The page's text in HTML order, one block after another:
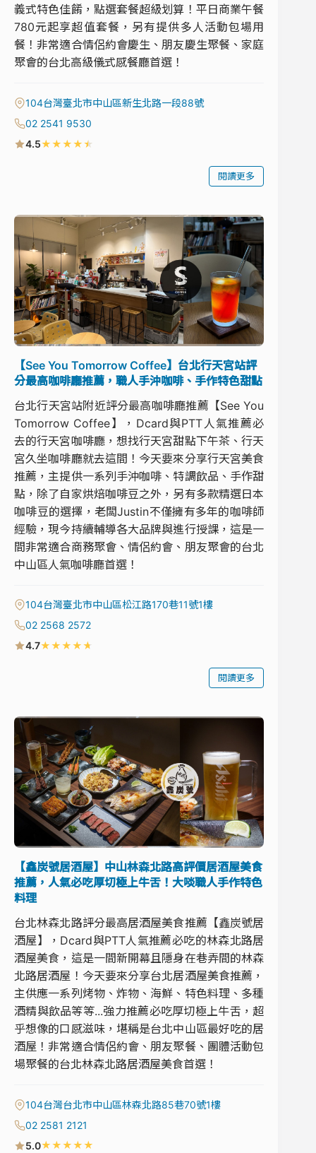
義式特色佳餚，點選套餐超級划算！平日商業午餐
780元起享超值套餐，另有提供多人活動包場用
餐！非常適合情侶約會慶生、朋友慶生聚餐、家庭
聚會的台北高級儀式感餐廳首選！
104台灣臺北市中山區新生北路一段88號
02 2541 9530
4.5★★★★★
閱讀更多
【See You Tomorrow Coffee】台北行天宮站評
分最高咖啡廳推薦，職人手沖咖啡、手作特色甜點
台北行天宮站附近評分最高咖啡廳推薦【See You
Tomorrow Coffee】，Dcard與PTT人氣推薦必
去的行天宮咖啡廳，想找行天宮甜點下午茶、行天
宮久坐咖啡廳就去這間！今天要來分享行天宮美食
推薦，主提供一系列手沖咖啡、特調飲品、手作甜
點，除了自家烘焙咖啡豆之外，另有多款精選日本
咖啡豆的選擇，老闆Justin不僅擁有多年的咖啡師
經驗，現今持續輔導各大品牌與進行授課，這是一
間非常適合商務聚會、情侶約會、朋友聚會的台北
中山區人氣咖啡廳首選！
104台灣臺北市中山區松江路170巷11號1樓
02 2568 2572
4.7★★★★★
閱讀更多
【鑫炭號居酒屋】中山林森北路高評價居酒屋美食
推薦，人氣必吃厚切極上牛舌！大啖職人手作特色
料理
台北林森北路評分最高居酒屋美食推薦【鑫炭號居
酒屋】，Dcard與PTT人氣推薦必吃的林森北路居
酒屋美食，這是一間新開幕且隱身在巷弄間的林森
北路居酒屋！今天要來分享台北居酒屋美食推薦，
主供應一系列烤物、炸物、海鮮、特色料理、多種
酒精與飲品等等...強力推薦必吃厚切極上牛舌，超
乎想像的口感滋味，堪稱是台北中山區最好吃的居
酒屋！非常適合情侶約會、朋友聚餐、團體活動包
場聚餐的台北林森北路居酒屋美食首選！
104台灣台北市中山區林森北路85巷70號1樓
02 2581 2121
5.0★★★★★